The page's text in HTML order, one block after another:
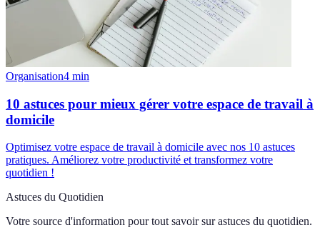
Organisation4 min
10 astuces pour mieux gérer votre espace de travail à
domicile
Optimisez votre espace de travail à domicile avec nos 10 astuces
pratiques. Améliorez votre productivité et transformez votre
quotidien !
Astuces du Quotidien
Votre source d'information pour tout savoir sur astuces du quotidien.